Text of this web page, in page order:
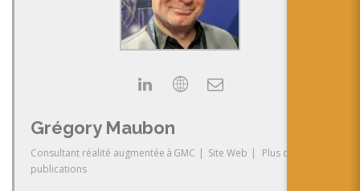
Grégory Maubon
Consultant réalité augmentée à GMC | Site Web |
Plus de
publications